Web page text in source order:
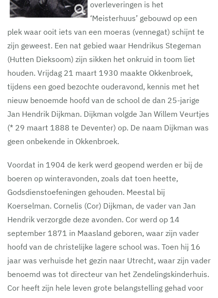
overleveringen is het
‘Meisterhuus’ gebouwd op een
plek waar ooit iets van een moeras (vennegat) schijnt te
zijn geweest. Een nat gebied waar Hendrikus Stegeman
(Hutten Dieksoom) zijn sikken het onkruid in toom liet
houden. Vrijdag 21 maart 1930 maakte Okkenbroek,
tijdens een goed bezochte ouderavond, kennis met het
nieuw benoemde hoofd van de school de dan 25-jarige
Jan Hendrik Dijkman. Dijkman volgde Jan Willem Veurtjes
(* 29 maart 1888 te Deventer) op. De naam Dijkman was
geen onbekende in Okkenbroek.
Voordat in 1904 de kerk werd geopend werden er bij de
boeren op winteravonden, zoals dat toen heette,
Godsdienstoefeningen gehouden. Meestal bij
Koerselman. Cornelis (Cor) Dijkman, de vader van Jan
Hendrik verzorgde deze avonden. Cor werd op 14
september 1871 in Maasland geboren, waar zijn vader
hoofd van de christelijke lagere school was. Toen hij 16
jaar was verhuisde het gezin naar Utrecht, waar zijn vader
benoemd was tot directeur van het Zendelingskinderhuis.
Cor heeft zijn hele leven grote belangstelling gehad voor